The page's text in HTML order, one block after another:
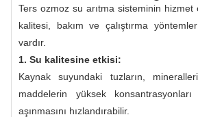
Ters ozmoz su arıtma sisteminin
kalitesi, bakım ve çalıştırma
vardır.
1. Su kalitesine etkisi:
Kaynak suyundaki tuzların,
maddelerin yüksek
aşınmasını hızlandırabilir.